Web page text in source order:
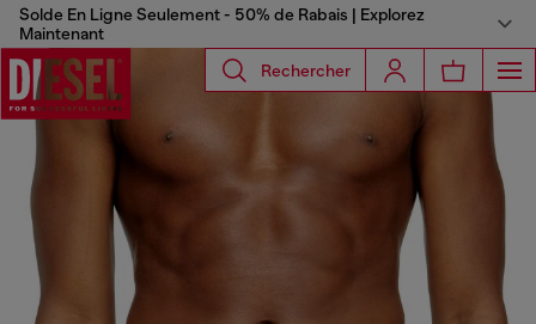
Solde En Ligne Seulement - 50% de Rabais | Explorez
Maintenant
Rechercher